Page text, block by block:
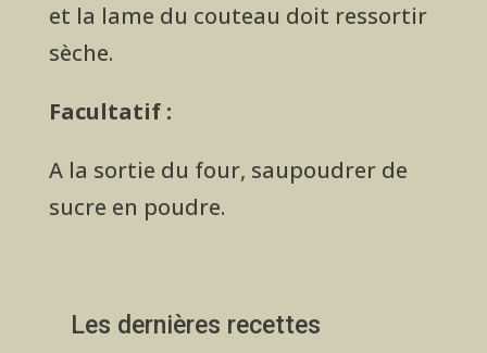
et la lame du couteau doit ressortir
sèche.
Facultatif :
A la sortie du four, saupoudrer de
sucre en poudre.
Les dernières recettes